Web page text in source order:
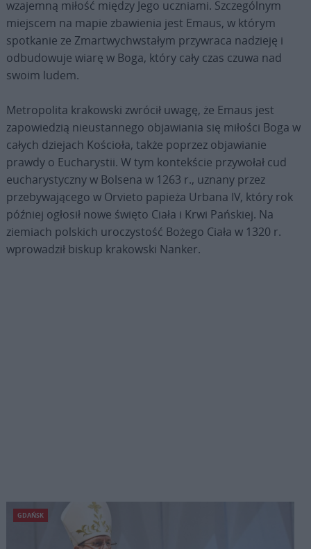
wzajemną miłość między Jego uczniami. Szczególnym
miejscem na mapie zbawienia jest Emaus, w którym
spotkanie ze Zmartwychwstałym przywraca nadzieję i
odbudowuje wiarę w Boga, który cały czas czuwa nad
swoim ludem.
Metropolita krakowski zwrócił uwagę, że Emaus jest
zapowiedzią nieustannego objawiania się miłości Boga w
całych dziejach Kościoła, także poprzez objawianie
prawdy o Eucharystii. W tym kontekście przywołał cud
eucharystyczny w Bolsena w 1263 r., uznany przez
przebywającego w Orvieto papieża Urbana IV, który rok
później ogłosił nowe święto Ciała i Krwi Pańskiej. Na
ziemiach polskich uroczystość Bożego Ciała w 1320 r.
wprowadził biskup krakowski Nanker.
GDAŃSK